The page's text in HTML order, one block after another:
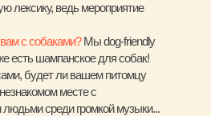
лексику, ведь мероприятие
с собаками?Мы dog-friendly
есть шампанское для собак!
будет ли вашем питомцу
месте с
среди громкой музыки...